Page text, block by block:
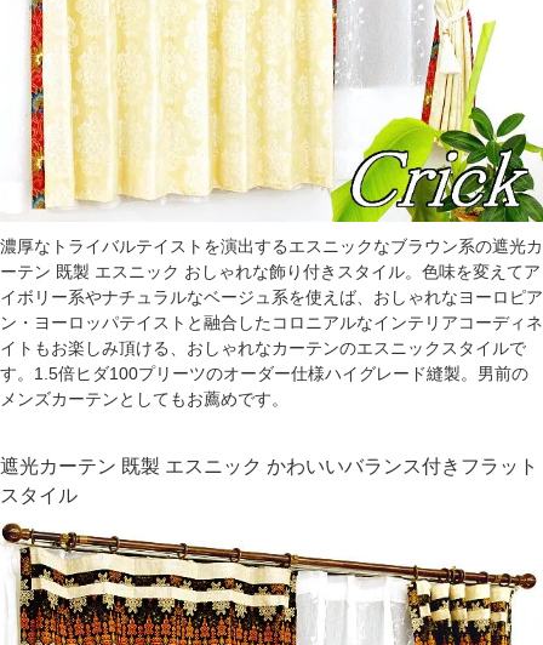
濃厚なトライバルテイストを演出するエスニックなブラウン系の遮光カ
ーテン 既製 エスニック おしゃれな飾り付きスタイル。色味を変えてア
イボリー系やナチュラルなベージュ系を使えば、おしゃれなヨーロピア
ン・ヨーロッパテイストと融合したコロニアルなインテリアコーディネ
イトもお楽しみ頂ける、おしゃれなカーテンのエスニックスタイルで
す。1.5倍ヒダ100プリーツのオーダー仕様ハイグレード縫製。男前の
メンズカーテンとしてもお薦めです。
遮光カーテン 既製 エスニック かわいいバランス付きフラット
スタイル